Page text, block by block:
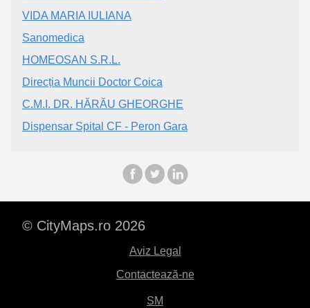
VIDA MARIA IULIANA
Sanomedica
HOMEOSAN S.R.L.
Direcția Muncii Doctor Coica
C.M.I. DR. HĂRĂU GHEORGHE
Dispensar Spital CF - Peron Gara
© CityMaps.ro 2026
Aviz Legal
Contactează-ne
SM